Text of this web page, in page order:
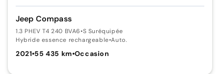
Jeep Compass
1.3 PHEV T4 240 BVA6•S Suréquipée
Hybride essence rechargeable•Auto.
2021•55 435 km•Occasion